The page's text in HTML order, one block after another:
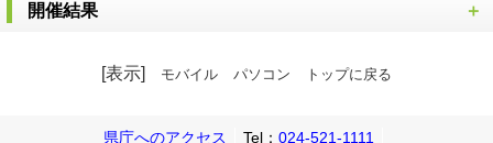
開催結果
[表示] モバイル パソコン トップに戻る
県庁へのアクセス Tel： 024-521-1111